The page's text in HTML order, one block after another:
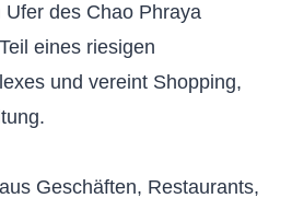
des Chao Phraya
eines riesigen
und vereint Shopping,
Geschäften, Restaurants,